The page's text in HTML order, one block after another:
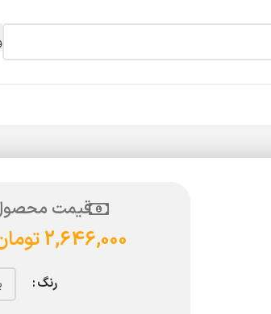
قیمت محصول
2,646,000
رنگ